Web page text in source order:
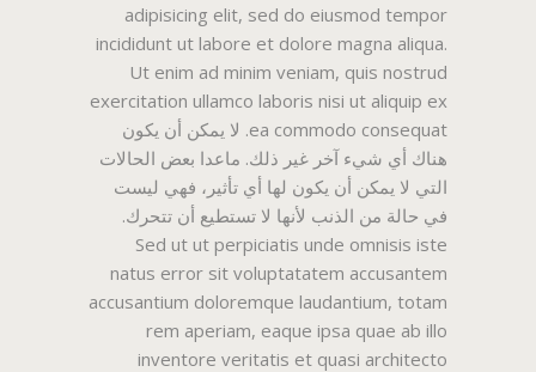
adipisicing elit, sed do eiusmod tempor
incididunt ut labore et dolore magna aliqua.
Ut enim ad minim veniam, quis nostrud
exercitation ullamco laboris nisi ut aliquip ex
ea commodo consequat. لا يمكن أن يكون
هناك أي شيء آخر غير ذلك. ماعدا بعض الحالات
التي لا يمكن أن يكون لها أي تأثير، فهي ليست
في حالة من الذنب لأنها لا تستطيع أن تتحرك.
Sed ut ut perpiciatis unde omnisis iste
natus error sit voluptatatem accusantem
accusantium doloremque laudantium, totam
rem aperiam, eaque ipsa quae ab illo
inventore veritatis et quasi architecto